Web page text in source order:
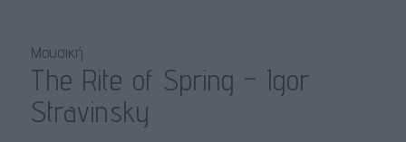
Μουσική
The Rite of Spring – Igor
Stravinsky